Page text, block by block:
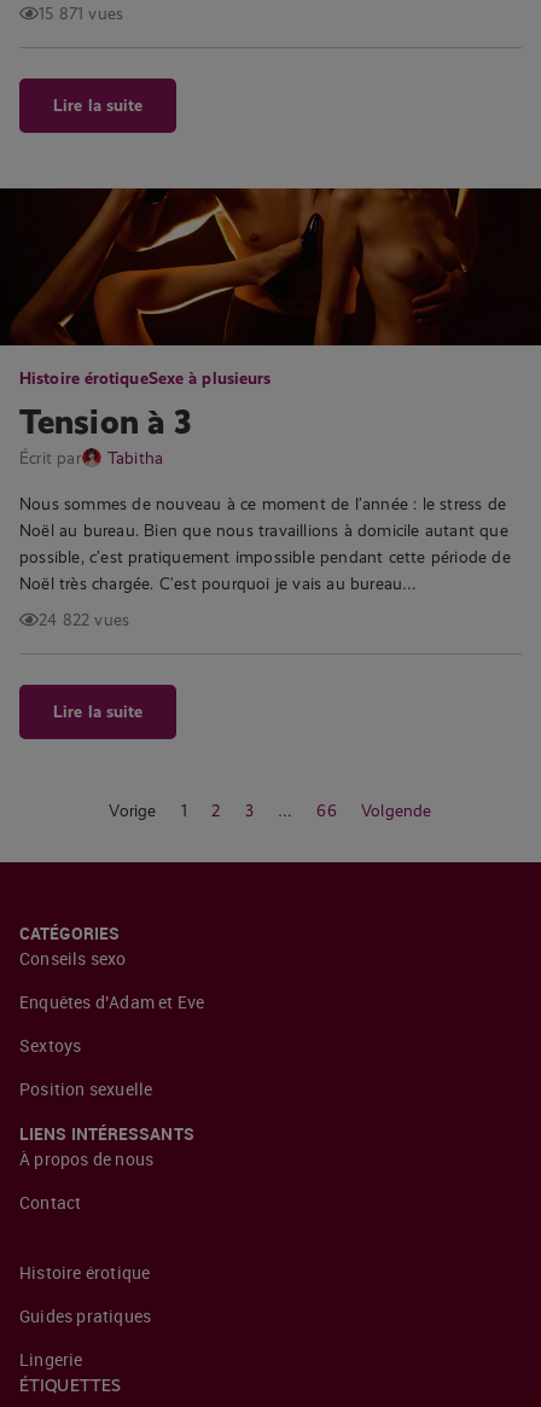
15 871 vues
Lire la suite
Histoire érotiqueSexe à plusieurs
Tension à 3
Écrit par Tabitha
Nous sommes de nouveau à ce moment de l’année : le stress de
Noël au bureau. Bien que nous travaillions à domicile autant que
possible, c’est pratiquement impossible pendant cette période de
Noël très chargée. C’est pourquoi je vais au bureau…
24 822 vues
Lire la suite
Vorige 1 2 3 … 66 Volgende
CATÉGORIES
Conseils sexo
Enquêtes d’Adam et Eve
Sextoys
Position sexuelle
LIENS INTÉRESSANTS
À propos de nous
Contact
Histoire érotique
Guides pratiques
Lingerie
ÉTIQUETTES